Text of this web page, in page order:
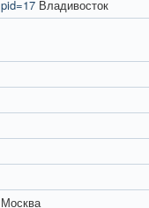
pid=17 Владивосток
Москва